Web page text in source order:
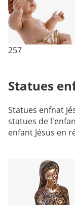
257
Statues
Statues enfnat
statues de
enfant Jésus en